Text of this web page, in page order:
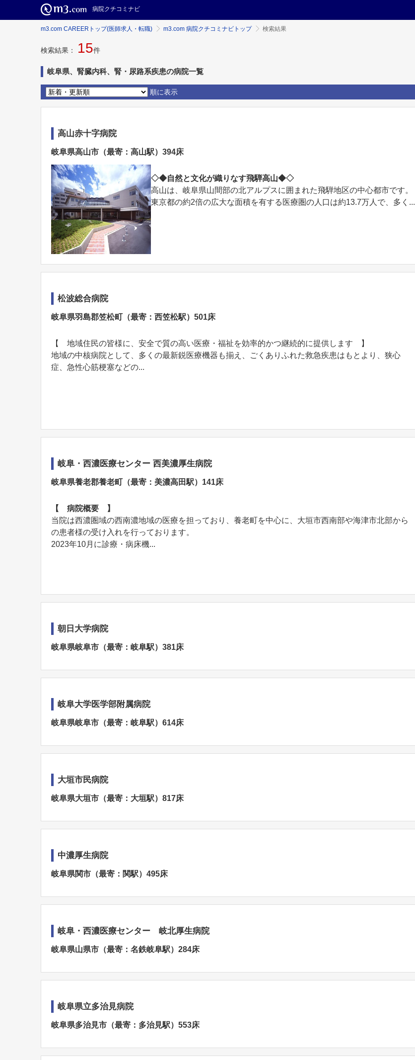
病院クチコミナビ
m3.com CAREERトップ(医師求人・転職) m3.com 病院クチコミナビトップ 検索結果
検索結果： 15件
岐阜県、腎臓内科、腎・尿路系疾患の病院一覧
順に表示
高山赤十字病院
岐阜県高山市（最寄：高山駅）394床
◇◆自然と文化が織りなす飛騨高山◆◇
高山は、岐阜県山間部の北アルプスに囲まれた飛騨地区の中心都市です。
東京都の約2倍の広大な面積を有する医療圏の人口は約13.7万人で、多く...
松波総合病院
岐阜県羽島郡笠松町（最寄：西笠松駅）501床
【 地域住民の皆様に、安全で質の高い医療・福祉を効率的かつ継続的に提供します 】
地域の中核病院として、多くの最新鋭医療機器も揃え、ごくありふれた救急疾患はもとより、狭心
症、急性心筋梗塞などの...
岐阜・西濃医療センター 西美濃厚生病院
岐阜県養老郡養老町（最寄：美濃高田駅）141床
【 病院概要 】
当院は西濃圏域の西南濃地域の医療を担っており、養老町を中心に、大垣市西南部や海津市北部から
の患者様の受け入れを行っております。
2023年10月に診療・病床機...
朝日大学病院
岐阜県岐阜市（最寄：岐阜駅）381床
岐阜大学医学部附属病院
岐阜県岐阜市（最寄：岐阜駅）614床
大垣市民病院
岐阜県大垣市（最寄：大垣駅）817床
中濃厚生病院
岐阜県関市（最寄：関駅）495床
岐阜・西濃医療センター 岐北厚生病院
岐阜県山県市（最寄：名鉄岐阜駅）284床
岐阜県立多治見病院
岐阜県多治見市（最寄：多治見駅）553床